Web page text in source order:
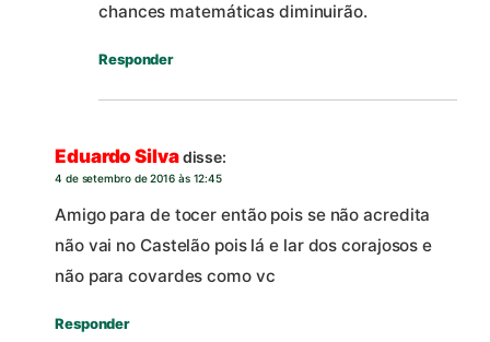
chances matemáticas diminuirão.
Responder
Eduardo Silvadisse:
4 de setembro de 2016 às 12:45
Amigo para de tocer então pois se não acredita
não vai no Castelão pois lá e lar dos corajosos e
não para covardes como vc
Responder